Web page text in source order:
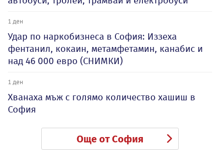
1 ден
Удар по наркобизнеса в София: Иззеха
фентанил, кокаин, метамфетамин, канабис и
над 46 000 евро (СНИМКИ)
1 ден
Хванаха мъж с голямо количество хашиш в
София
Още от София